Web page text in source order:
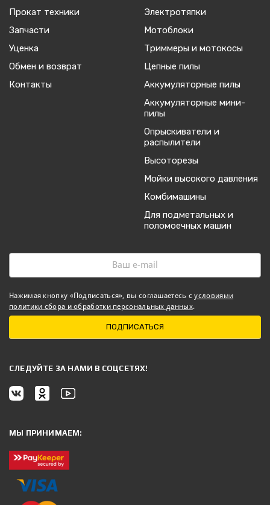
Прокат техники
Запчасти
Уценка
Обмен и возврат
Контакты
Электротяпки
Мотоблоки
Триммеры и мотокосы
Цепные пилы
Аккумуляторные пилы
Аккумуляторные мини-
пилы
Опрыскиватели и
распылители
Высоторезы
Мойки высокого давления
Комбимашины
Для подметальных и
поломоечных машин
Нажимая кнопку «Подписаться», вы соглашаетесь сусловиями
политики сбора и обработки персональных данных.
ПОДПИСАТЬСЯ
CЛЕДУЙТЕ ЗА НАМИ В СОЦСЕТЯХ!
МЫ ПРИНИМАЕМ: